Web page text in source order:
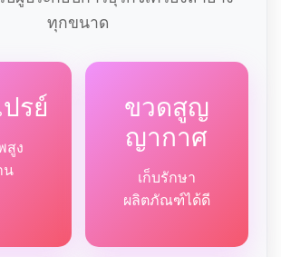
ทุกขนาด
รย์
สูง
น
ขวดสูญ
ญากาศ
เก็บรักษา
ผลิตภัณฑ์ได้ดี